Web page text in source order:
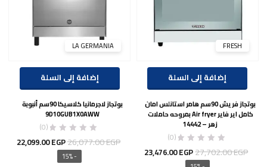
FRESH
إضافة إلى السلة
بوتجاز فريش 90سم هامر استانلس امان
كامل اير فاير Air fryer بمروحه حاملات
زهر – 14442
(0)
27,702.00EGP
السعر23,476.00EGP
السعر
LA GERMANIA
إضافة إلى السلة
بوتجاز لاجرمانيا كلاسيكا 90سم أنبوبة
9D10GUB1X0AWW
(0)
26,077.00EGP
السعر
الأصلي
22,099.00EGP
- 15%